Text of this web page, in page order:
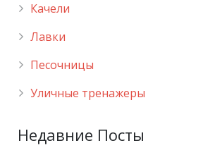
Качели
Лавки
Песочницы
Уличные тренажеры
Недавние Посты